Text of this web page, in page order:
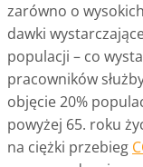
zarówno o
dawki
populacji – co
pracowników
objęcie 20%
powyżej 65. roku
na ciężki przebieg